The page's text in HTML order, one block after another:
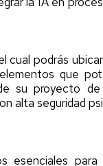
cual podrás
que
su proyecto de
alta seguridad
esenciales